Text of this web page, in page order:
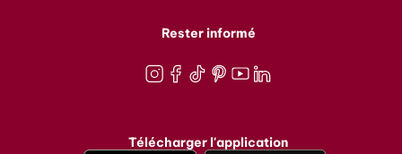
Rester informé
Télécharger l'application